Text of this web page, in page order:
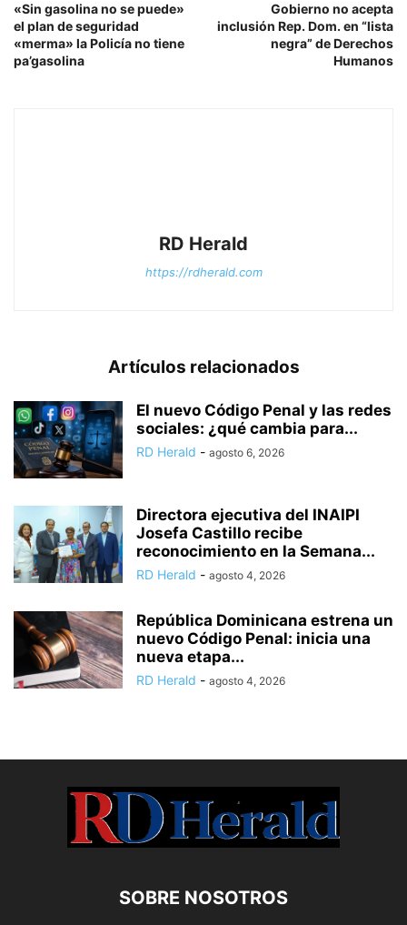
«Sin gasolina no se puede»
el plan de seguridad
«merma» la Policía no tiene
pa’gasolina
Gobierno no acepta
inclusión Rep. Dom. en “lista
negra” de Derechos
Humanos
RD Herald
https://rdherald.com
Artículos relacionados
El nuevo Código Penal y las redes
sociales: ¿qué cambia para...
RD Herald - agosto 6, 2026
Directora ejecutiva del INAIPI
Josefa Castillo recibe
reconocimiento en la Semana...
RD Herald - agosto 4, 2026
República Dominicana estrena un
nuevo Código Penal: inicia una
nueva etapa...
RD Herald - agosto 4, 2026
SOBRE NOSOTROS